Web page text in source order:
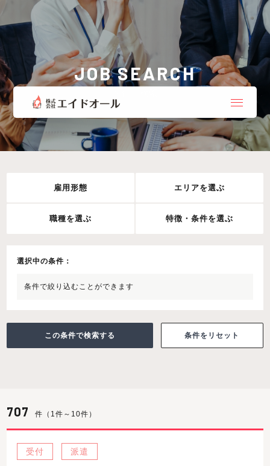
JOB SEARCH
雇用形態 エリアを選ぶ
職種を選ぶ 特徴・条件を選ぶ
選択中の条件：
条件で絞り込むことができます
条件をリセット
707 件（1件～10件）
受付 派遣